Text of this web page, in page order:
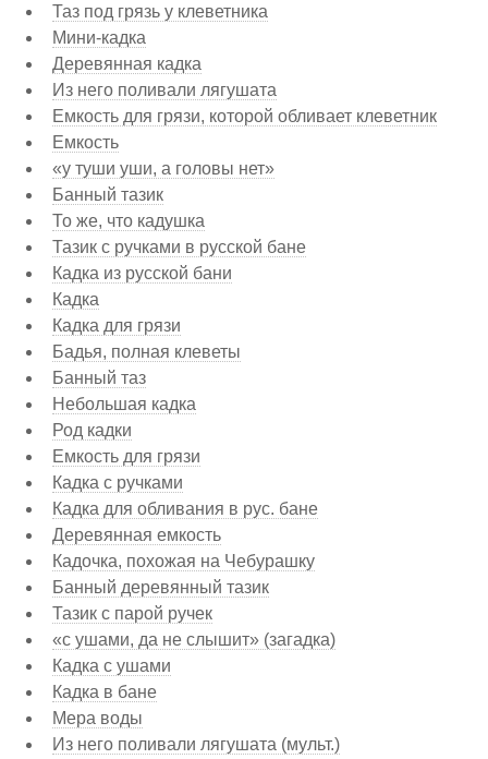
Таз под грязь у клеветника
Мини-кадка
Деревянная кадка
Из него поливали лягушата
Емкость для грязи, которой обливает клеветник
Емкость
«у туши уши, а головы нет»
Банный тазик
То же, что кадушка
Тазик с ручками в русской бане
Кадка из русской бани
Кадка
Кадка для грязи
Бадья, полная клеветы
Банный таз
Небольшая кадка
Род кадки
Емкость для грязи
Кадка с ручками
Кадка для обливания в рус. бане
Деревянная емкость
Кадочка, похожая на Чебурашку
Банный деревянный тазик
Тазик с парой ручек
«с ушами, да не слышит» (загадка)
Кадка с ушами
Кадка в бане
Мера воды
Из него поливали лягушата (мульт.)